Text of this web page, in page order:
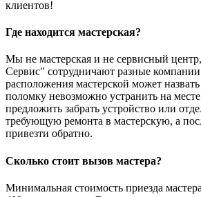
клиентов!
Где находится мастерская?
Мы не мастерская и не сервисный
Сервис" сотрудничают разные
расположения мастерской может
поломку невозможно устранить на
предложить забрать устройство или
требующую ремонта в мастерскую, а
привезти обратно.
Сколько стоит вызов мастера?
Минимальная стоимость приезда